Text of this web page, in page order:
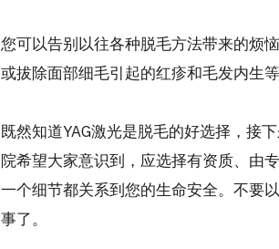
您可以告别以往各种脱毛方法带来的烦
或拔除面部细毛引起的红疹和毛发内生
既然知道YAG激光是脱毛的好选择，接
院希望大家意识到，应选择有资质、由
一个细节都关系到您的生命安全。不要
事了。